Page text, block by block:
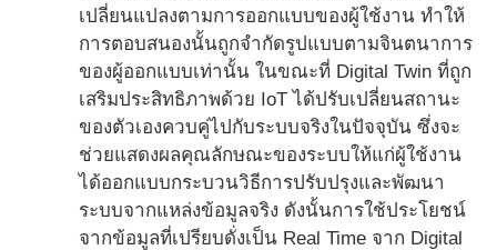
เปลี่ยนแปลงตามการออกแบบของผู้ใช้งาน ทำให้
การตอบสนองนั้นถูกจำกัดรูปแบบตามจินตนาการ
ของผู้ออกแบบเท่านั้น ในขณะที่ Digital Twin ที่ถูก
เสริมประสิทธิภาพด้วย IoT ได้ปรับเปลี่ยนสถานะ
ของตัวเองควบคู่ไปกับระบบจริงในปัจจุบัน ซึ่งจะ
ช่วยแสดงผลคุณลักษณะของระบบให้แก่ผู้ใช้งาน
ได้ออกแบบกระบวนวิธีการปรับปรุงและพัฒนา
ระบบจากแหล่งข้อมูลจริง ดังนั้นการใช้ประโยชน์
จากข้อมูลที่เปรียบดั่งเป็น Real Time จาก Digital